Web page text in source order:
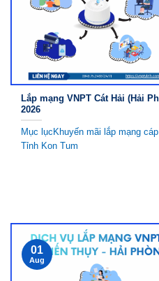
Lắp mạng VNPT Cát Hải (Hải
2026
Mục lụcKhuyến mãi lắp mạng
Tỉnh Kon Tum
01
Aug